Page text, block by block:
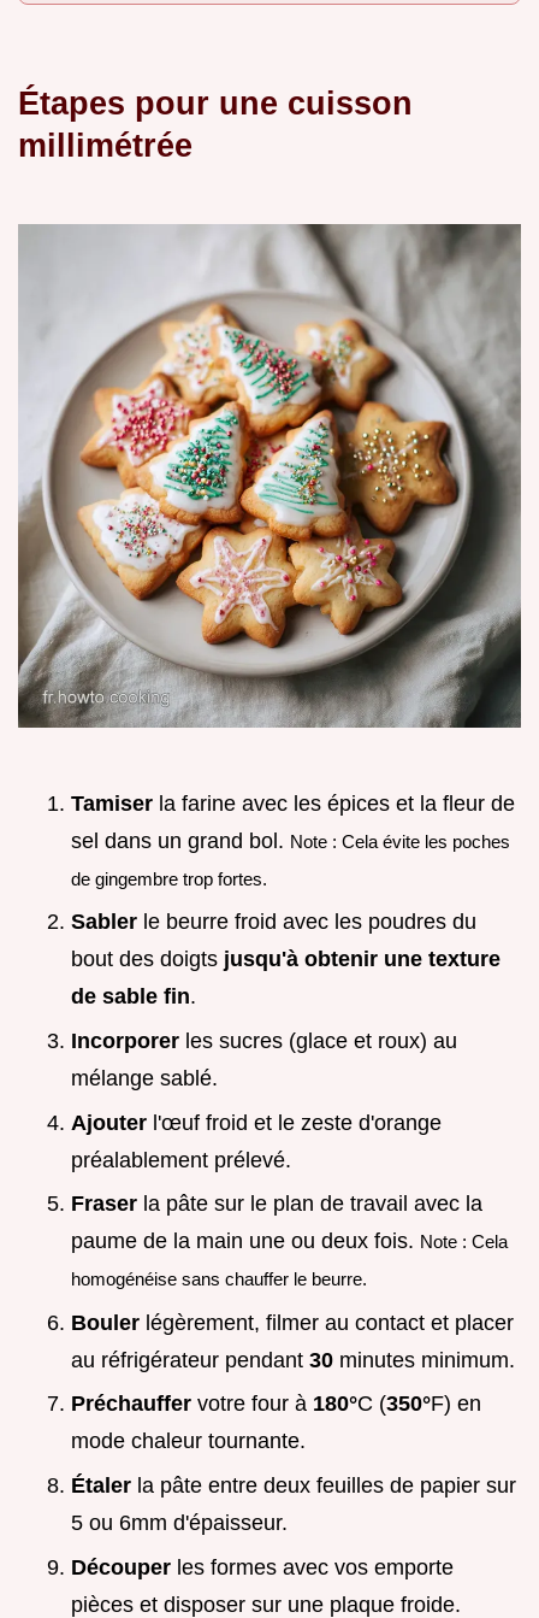
Étapes pour une cuisson
millimétrée
Tamiser la farine avec les épices et la fleur de
sel dans un grand bol. Note : Cela évite les poches
de gingembre trop fortes.
Sabler le beurre froid avec les poudres du
bout des doigts jusqu'à obtenir une texture
de sable fin.
Incorporer les sucres (glace et roux) au
mélange sablé.
Ajouter l'œuf froid et le zeste d'orange
préalablement prélevé.
Fraser la pâte sur le plan de travail avec la
paume de la main une ou deux fois. Note : Cela
homogénéise sans chauffer le beurre.
Bouler légèrement, filmer au contact et placer
au réfrigérateur pendant 30 minutes minimum.
Préchauffer votre four à 180°C (350°F) en
mode chaleur tournante.
Étaler la pâte entre deux feuilles de papier sur
5 ou 6mm d'épaisseur.
Découper les formes avec vos emporte
pièces et disposer sur une plaque froide.